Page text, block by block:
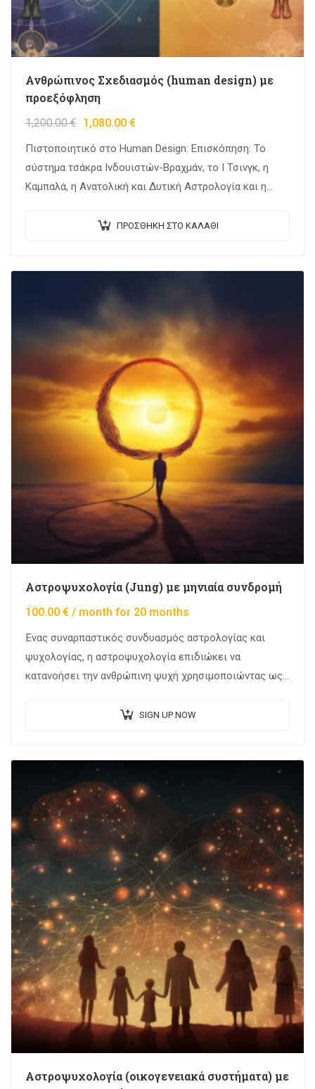
Ανθρώπινος Σχεδιασμός (human design) με
προεξόφληση
1,200.00€ 1,080.00 €
Πιστοποιητικό στο Human Design: Επισκόπηση: Το
σύστημα τσάκρα Ινδουιστών-Βραχμάν, το Ι Τσινγκ, η
Καμπαλά, η Ανατολική και Δυτική Αστρολογία και η
Σχέδιο. Προσφέρει…ΠΡΟΣΘΉΚΗ ΣΤΟ ΚΑΛΆΘΙ
Αστροψυχολογία (Jung) με μηνιαία συνδρομή
100.00 € / month for 20 months
Ένας συναρπαστικός συνδυασμός αστρολογίας και
ψυχολογίας, η αστροψυχολογία επιδιώκει να
κατανοήσει την ανθρώπινη ψυχή χρησιμοποιώντας ως
καινούργια. Η ανθρωπότητα ανέκαθεν αναζητούσε…
SIGN UP NOW
Αστροψυχολογία (οικογενειακά συστήματα) με